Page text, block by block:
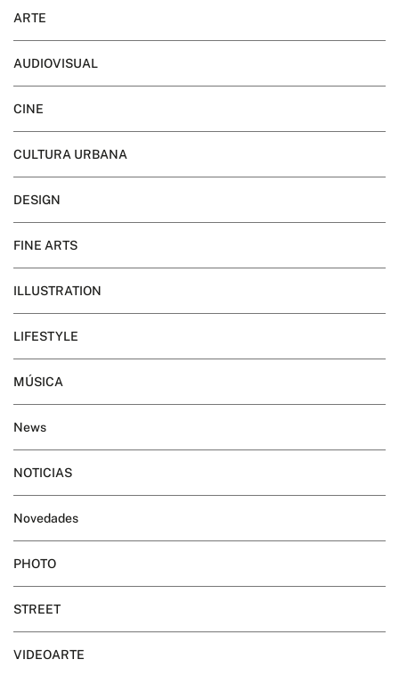
ARTE
AUDIOVISUAL
CINE
CULTURA URBANA
DESIGN
FINE ARTS
ILLUSTRATION
LIFESTYLE
MÚSICA
News
NOTICIAS
Novedades
PHOTO
STREET
VIDEOARTE